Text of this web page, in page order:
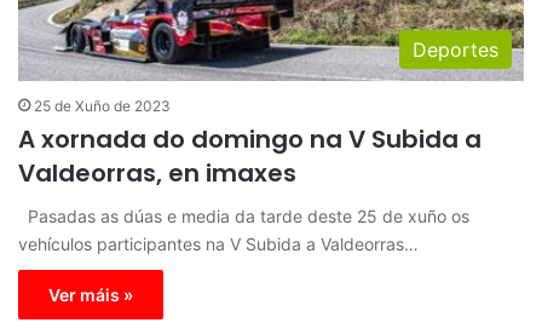
Deportes
25 de Xuño de 2023
A xornada do domingo na V Subida a
Valdeorras, en imaxes
Pasadas as dúas e media da tarde deste 25 de xuño os
vehículos participantes na V Subida a Valdeorras…
Ver máis »